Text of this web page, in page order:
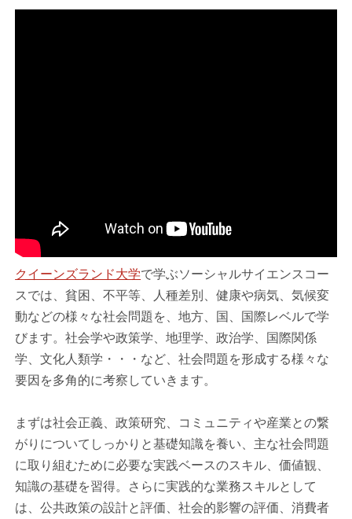
クイーンズランド大学で学ぶソーシャルサイエンスコー
スでは、貧困、不平等、人種差別、健康や病気、気候変
動などの様々な社会問題を、地方、国、国際レベルで学
びます。社会学や政策学、地理学、政治学、国際関係
学、文化人類学・・・など、社会問題を形成する様々な
要因を多角的に考察していきます。
まずは社会正義、政策研究、コミュニティや産業との繋
がりについてしっかりと基礎知識を養い、主な社会問題
に取り組むために必要な実践ベースのスキル、価値観、
知識の基礎を習得。さらに実践的な業務スキルとして
は、公共政策の設計と評価、社会的影響の評価、消費者